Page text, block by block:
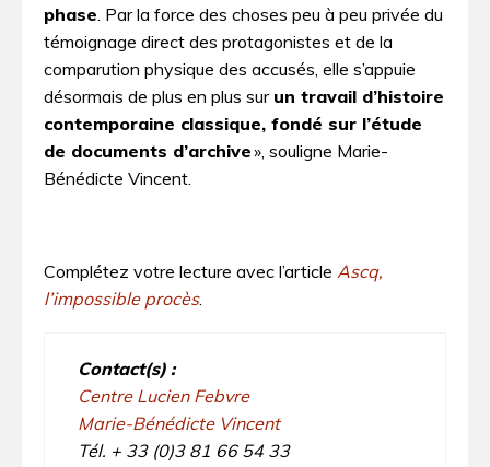
phase. Par la force des choses peu à peu privée du
témoignage direct des protagonistes et de la
comparution physique des accusés, elle s’appuie
désormais de plus en plus sur un travail d’histoire
contemporaine classique, fondé sur l’étude
de documents d’archive», souligne Marie-
Bénédicte Vincent.
Complétez votre lecture avec l’article Ascq,
l’impossible procès.
Contact(s) :
Centre Lucien Febvre
Marie-Bénédicte Vincent
Tél. + 33 (0)3 81 66 54 33